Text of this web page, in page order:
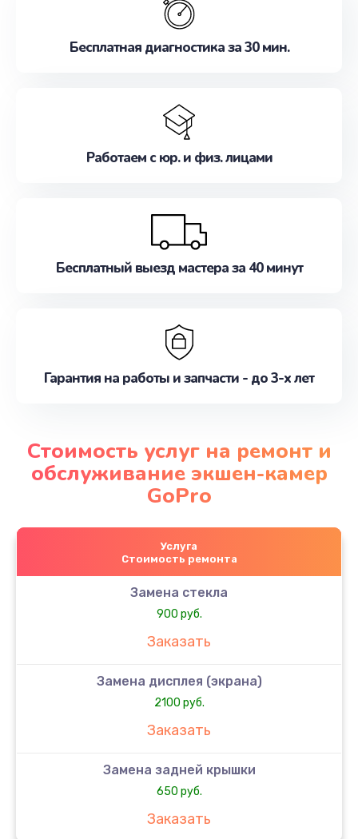
Бесплатная диагностика за 30 мин.
Работаем с юр. и физ. лицами
Бесплатный выезд мастера за 40 минут
Гарантия на работы и запчасти - до 3-х лет
Стоимость услуг на ремонт и
обслуживание экшен-камер
GoPro
Услуга
Стоимость ремонта
Замена стекла
900 руб.
Заказать
Замена дисплея (экрана)
2100 руб.
Заказать
Замена задней крышки
650 руб.
Заказать